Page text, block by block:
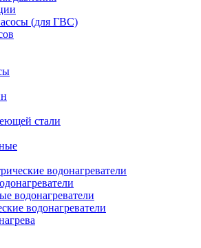
(для ГВС)
стали
водонагреватели
водонагреватели
водонагреватели